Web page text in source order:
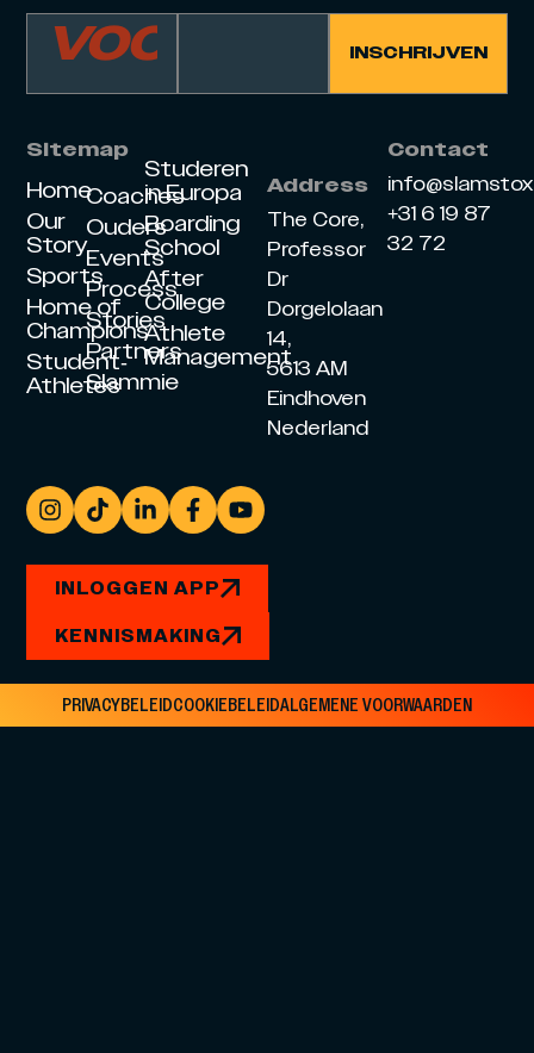
Sitemap
Home
Our
Story
Sports
Home of
Champions
Student-
Athletes
Coaches
Ouders
Events
Process
Stories
Partners
Slammie
Studeren
in Europa
Boarding
School
After
College
Athlete
Management
Address
The Core,
Professor
Dr
Dorgelolaan
14,
5613 AM
Eindhoven
Nederland
Contact
+31 6 19 87
32 72
INLOGGEN APP
KENNISMAKING
PRIVACYBELEIDCOOKIEBELEIDALGEMENE VOORWAARDEN